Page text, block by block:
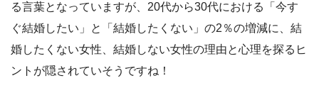
る言葉となっていますが、20代から30代における「今す
ぐ結婚したい」と「結婚したくない」の2％の増減に、結
婚したくない女性、結婚しない女性の理由と心理を探るヒ
ントが隠されていそうですね！